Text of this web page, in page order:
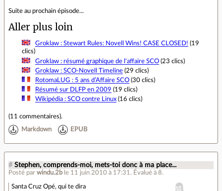
Suite au prochain épisode...
Aller plus loin
Groklaw : Stewart Rules: Novell Wins! CASE CLOSED! (19
clics)
Groklaw : résumé graphique de l'affaire SCO(23 clics)
Groklaw : SCO-Novell Timeline(29 clics)
RotomaLUG : 5 ans d’Affaire SCO(30 clics)
Résumé sur DLFP en 2009 (19 clics)
Wikipédia : SCO contre Linux(16 clics)
(11 commentaires).
Markdown EPUB
# Stephen, comprends-moi, mets-toi donc à ma place...
Posté par windu.2b le 11 juin 2010 à 17:31 . Évalué à 8.
Santa Cruz Opé, qui te dira